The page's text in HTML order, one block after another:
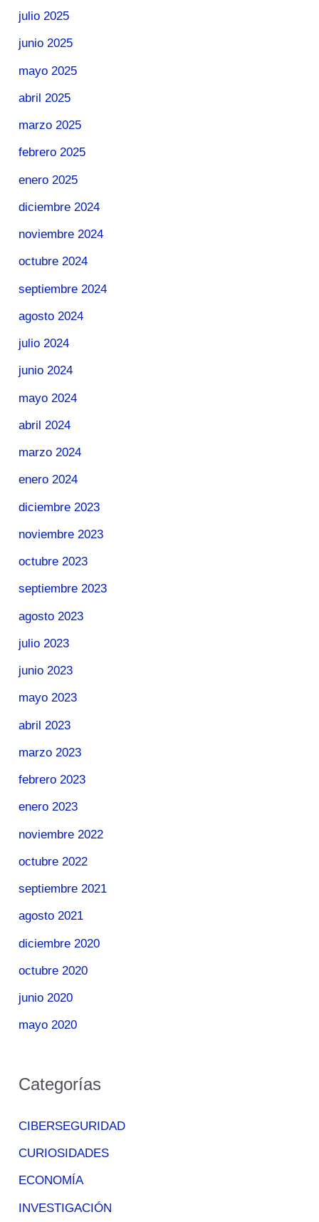
julio 2025
junio 2025
mayo 2025
abril 2025
marzo 2025
febrero 2025
enero 2025
diciembre 2024
noviembre 2024
octubre 2024
septiembre 2024
agosto 2024
julio 2024
junio 2024
mayo 2024
abril 2024
marzo 2024
enero 2024
diciembre 2023
noviembre 2023
octubre 2023
septiembre 2023
agosto 2023
julio 2023
junio 2023
mayo 2023
abril 2023
marzo 2023
febrero 2023
enero 2023
noviembre 2022
octubre 2022
septiembre 2021
agosto 2021
diciembre 2020
octubre 2020
junio 2020
mayo 2020
Categorías
CIBERSEGURIDAD
CURIOSIDADES
ECONOMÍA
INVESTIGACIÓN